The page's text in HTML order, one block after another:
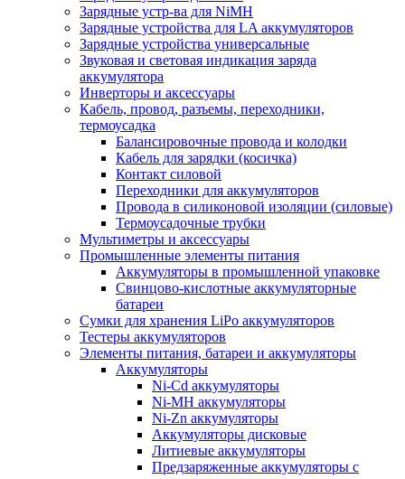
Зарядные устр-ва для NiMH
Зарядные устройства для LA аккумуляторов
Зарядные устройства универсальные
Звуковая и световая индикация заряда
аккумулятора
Инверторы и аксессуары
Кабель, провод, разъемы, переходники,
термоусадка
Балансировочные провода и колодки
Кабель для зарядки (косичка)
Контакт силовой
Переходники для аккумуляторов
Провода в силиконовой изоляции (силовые)
Термоусадочные трубки
Мультиметры и аксессуары
Промышленные элементы питания
Аккумуляторы в промышленной упаковке
Свинцово-кислотные аккумуляторные
батареи
Сумки для хранения LiPo аккумуляторов
Тестеры аккумуляторов
Элементы питания, батареи и аккумуляторы
Аккумуляторы
Ni-Cd аккумуляторы
Ni-MH аккумуляторы
Ni-Zn аккумуляторы
Аккумуляторы дисковые
Литиевые аккумуляторы
Предзаряженные аккумуляторы с